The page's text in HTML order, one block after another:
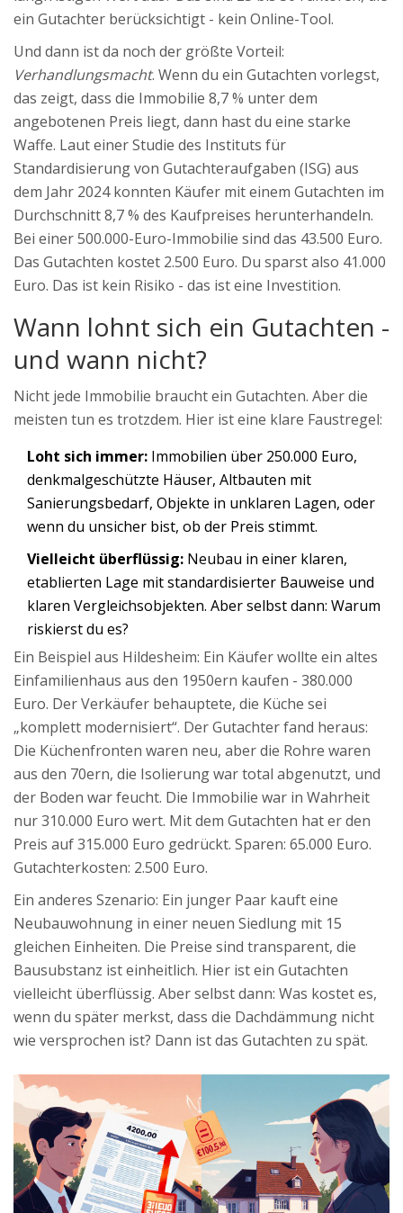
ein Gutachter berücksichtigt - kein Online-Tool.
Und dann ist da noch der größte Vorteil:
Verhandlungsmacht. Wenn du ein Gutachten vorlegst,
das zeigt, dass die Immobilie 8,7 % unter dem
angebotenen Preis liegt, dann hast du eine starke
Waffe. Laut einer Studie des Instituts für
Standardisierung von Gutachteraufgaben (ISG) aus
dem Jahr 2024 konnten Käufer mit einem Gutachten im
Durchschnitt 8,7 % des Kaufpreises herunterhandeln.
Bei einer 500.000-Euro-Immobilie sind das 43.500 Euro.
Das Gutachten kostet 2.500 Euro. Du sparst also 41.000
Euro. Das ist kein Risiko - das ist eine Investition.
Wann lohnt sich ein Gutachten -
und wann nicht?
Nicht jede Immobilie braucht ein Gutachten. Aber die
meisten tun es trotzdem. Hier ist eine klare Faustregel:
Loht sich immer: Immobilien über 250.000 Euro,
denkmalgeschützte Häuser, Altbauten mit
Sanierungsbedarf, Objekte in unklaren Lagen, oder
wenn du unsicher bist, ob der Preis stimmt.
Vielleicht überflüssig: Neubau in einer klaren,
etablierten Lage mit standardisierter Bauweise und
klaren Vergleichsobjekten. Aber selbst dann: Warum
riskierst du es?
Ein Beispiel aus Hildesheim: Ein Käufer wollte ein altes
Einfamilienhaus aus den 1950ern kaufen - 380.000
Euro. Der Verkäufer behauptete, die Küche sei
„komplett modernisiert“. Der Gutachter fand heraus:
Die Küchenfronten waren neu, aber die Rohre waren
aus den 70ern, die Isolierung war total abgenutzt, und
der Boden war feucht. Die Immobilie war in Wahrheit
nur 310.000 Euro wert. Mit dem Gutachten hat er den
Preis auf 315.000 Euro gedrückt. Sparen: 65.000 Euro.
Gutachterkosten: 2.500 Euro.
Ein anderes Szenario: Ein junger Paar kauft eine
Neubauwohnung in einer neuen Siedlung mit 15
gleichen Einheiten. Die Preise sind transparent, die
Bausubstanz ist einheitlich. Hier ist ein Gutachten
vielleicht überflüssig. Aber selbst dann: Was kostet es,
wenn du später merkst, dass die Dachdämmung nicht
wie versprochen ist? Dann ist das Gutachten zu spät.